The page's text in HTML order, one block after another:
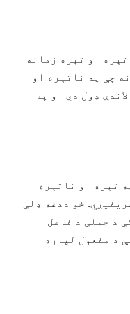
او تېره زمانه
چې په ناتېره او
ډول دي او په
تېره او ناتېره
خو ددغه ډلې
د جملې د فاعل
د مفعول لپاره